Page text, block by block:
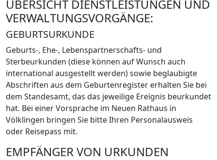
ÜBERSICHT DIENSTLEISTUNGEN UND
VERWALTUNGSVORGÄNGE:
GEBURTSURKUNDE
Geburts-, Ehe-, Lebenspartnerschafts- und
Sterbeurkunden (diese können auf Wunsch auch
international ausgestellt werden) sowie beglaubigte
Abschriften aus dem Geburtenregister erhalten Sie bei
dem Standesamt, das das jeweilige Ereignis beurkundet
hat. Bei einer Vorsprache im Neuen Rathaus in
Völklingen bringen Sie bitte Ihren Personalausweis
oder Reisepass mit.
EMPFÄNGER VON URKUNDEN